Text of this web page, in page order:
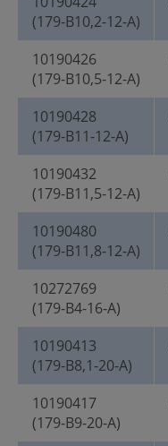
(179-B10,2-12-A)
10190426
(179-B10,5-12-A)
10190428
(179-B11-12-A)
10190432
(179-B11,5-12-A)
10190480
(179-B11,8-12-A)
10272769
(179-B4-16-A)
10190413
(179-B8,1-20-A)
10190417
(179-B9-20-A)